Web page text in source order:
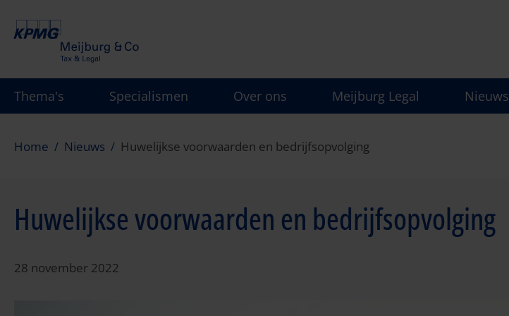
gaan
Thema's Specialismen Over ons Meijburg Legal Nieuws
Home Nieuws Huwelijkse voorwaarden en bedrijfsopvolging
Huwelijkse voorwaarden en bedrijfsopvolging
28 november 2022